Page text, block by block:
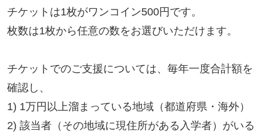
チケットは1枚がワンコイン500円です。
枚数は1枚から任意の数をお選びいただけます。
チケットでのご支援については、毎年一度合計額を
確認し、
1) 1万円以上溜まっている地域（都道府県・海外）
2) 該当者（その地域に現住所がある入学者）がいる